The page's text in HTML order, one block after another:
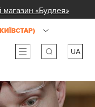
магазин «Будлея»
UA
ua